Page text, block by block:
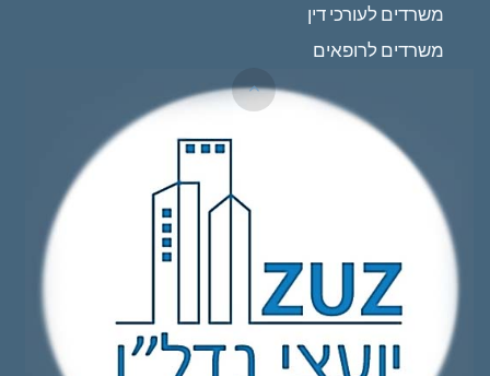
משרדים לעורכי דין
משרדים לרופאים